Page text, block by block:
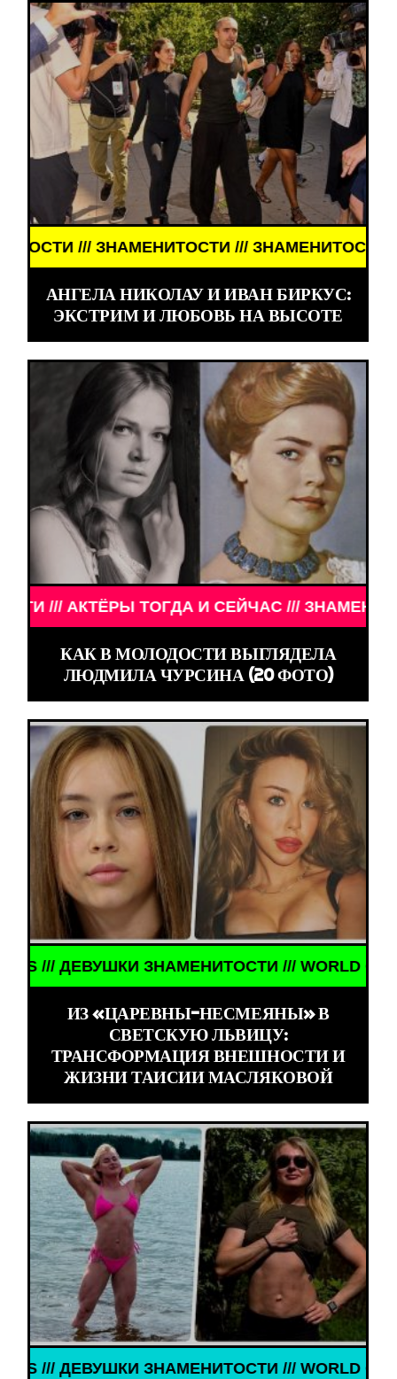
/// ЗНАМЕНИТОСТИ /// ЗНАМЕНИТОСТИ ///
АНГЕЛА НИКОЛАУ И ИВАН БИРКУС:
ЭКСТРИМ И ЛЮБОВЬ НА ВЫСОТЕ
ТОГДА И СЕЙЧАС /// ЗНАМЕНИТОСТИ ///
КАК В МОЛОДОСТИ ВЫГЛЯДЕЛА
ЛЮДМИЛА ЧУРСИНА (20 ФОТО)
ЗНАМЕНИТОСТИ /// WORLD GIRLS ///
ИЗ «ЦАРЕВНЫ-НЕСМЕЯНЫ» В
СВЕТСКУЮ ЛЬВИЦУ:
ТРАНСФОРМАЦИЯ ВНЕШНОСТИ И
ЖИЗНИ ТАИСИИ МАСЛЯКОВОЙ
ЗНАМЕНИТОСТИ /// WORLD GIRLS ///